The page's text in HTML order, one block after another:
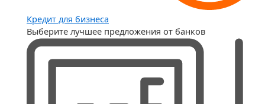
Кредит для бизнеса
Выберите лучшее предложения от банков